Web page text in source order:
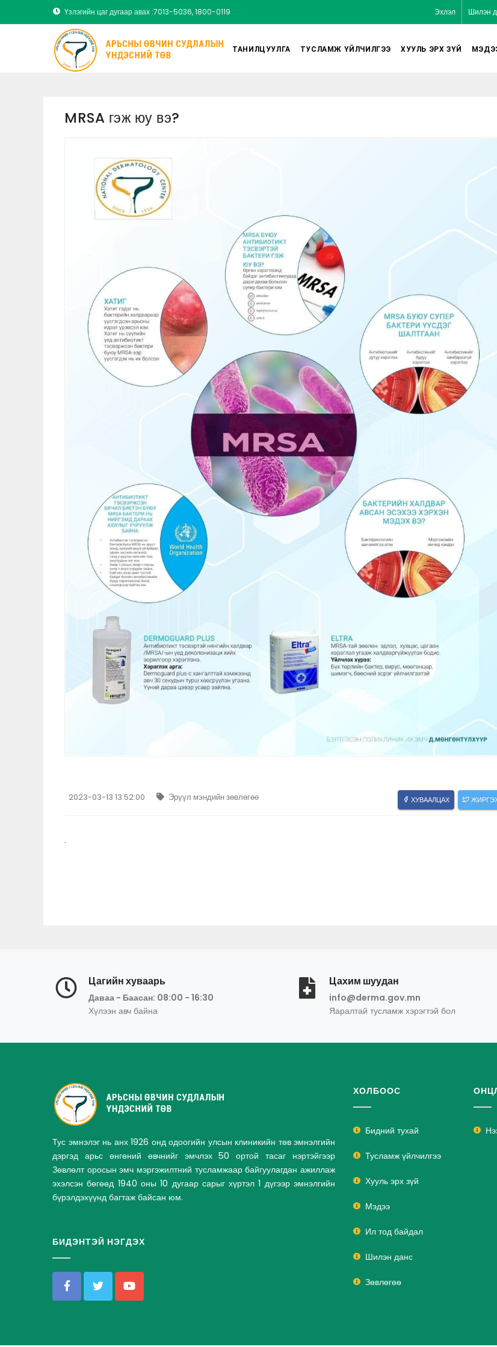
Үзлэгийн цаг дугаар авах :7013-5036, 1800-0119 Эхлэл Шилэн
ТАНИЛЦУУЛГА ТУСЛАМЖ ҮЙЛЧИЛГЭЭ ХУУЛЬ ЭРХ ЗҮЙ
MRSA гэж юу вэ?
2023-03-13 13:52:00 Эрүүл мэндийн зөвлөгөө ХУВААЛЦАХ
.
Цагийн хуваарь
Даваа - Баасан: 08:00 - 16:30
Хүлээн авч байна
Цахим шуудан
info@derma.gov.mn
Яаралтай тусламж хэрэгтэй бол
Тус эмнэлэг нь анх 1926 онд одоогийн улсын клиникийн төв эмнэлгийн
дэргэд арьс өнгөний өвчнийг эмчлэх 50 ортой тасаг нэртэйгээр
Зөвлөлт оросын эмч мэргэжилтний тусламжаар байгуулагдан ажиллаж
эхэлсэн бөгөөд 1940 оны 10 дугаар сарыг хүртэл 1 дүгээр эмнэлгийн
бүрэлдэхүүнд багтаж байсан юм.
БИДЭНТЭЙ НЭГДЭХ
ХОЛБООС
Бидний тухай
Тусламж үйлчилгээ
Хууль эрх зүй
Мэдээ
Ил тод байдал
Шилэн данс
Зөвлөгөө